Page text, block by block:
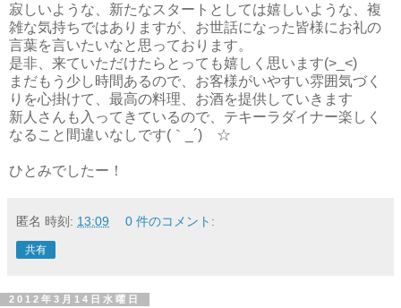
寂しいような、新たなスタートとしては嬉しいような、複
雑な気持ちではありますが、お世話になった皆様にお礼の
言葉を言いたいなと思っております。
是非、来ていただけたらとっても嬉しく思います(>_<)
まだもう少し時間あるので、お客様がいやすい雰囲気づく
りを心掛けて、最高の料理、お酒を提供していきます
新人さんも入ってきているので、テキーラダイナー楽しく
なること間違いなしです(｀_´)ゞ☆
ひとみでしたー！
匿名 時刻: 13:09 0 件のコメント:
共有
2012年3月14日水曜日